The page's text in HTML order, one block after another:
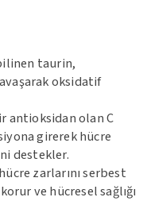
taurin,
oksidatif
antioksidan olan C
girerek hücre
destekler.
zarlarını serbest
ve hücresel sağlığı